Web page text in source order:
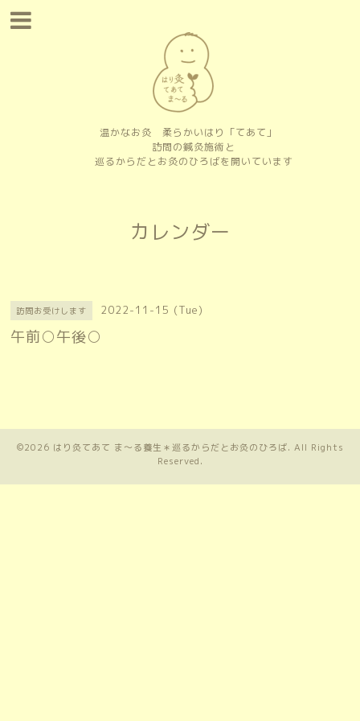
温かなお灸 柔らかいはり「てあて」
訪問の鍼灸施術と
巡るからだとお灸のひろばを開いています
カレンダー
訪問お受けします 2022-11-15 (Tue)
午前○午後○
©2026 はり灸てあて ま〜る養生＊巡るからだとお灸のひろば. All Rights
Reserved.